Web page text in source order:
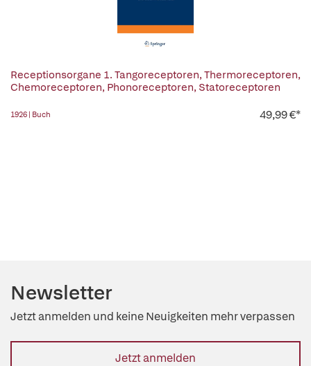
Receptionsorgane 1. Tangoreceptoren, Thermoreceptoren,
Chemoreceptoren, Phonoreceptoren, Statoreceptoren
1926 | Buch 49,99 €*
Newsletter
Jetzt anmelden und keine Neuigkeiten mehr verpassen
Jetzt anmelden